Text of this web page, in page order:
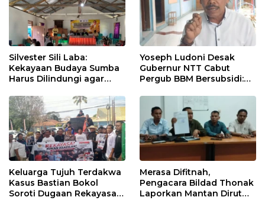
Silvester Sili Laba:
Kekayaan Budaya Sumba
Harus Dilindungi agar
Yoseph Ludoni Desak
Gubernur NTT Cabut
Pergub BBM Bersubsidi:
Tagih Pajak
Keluarga Tujuh Terdakwa
Kasus Bastian Bokol
Soroti Dugaan Rekayasa
Merasa Difitnah,
Pengacara Bildad Thonak
Laporkan Mantan Dirut